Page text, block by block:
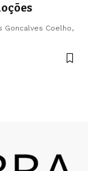
Goncalves Coelho,